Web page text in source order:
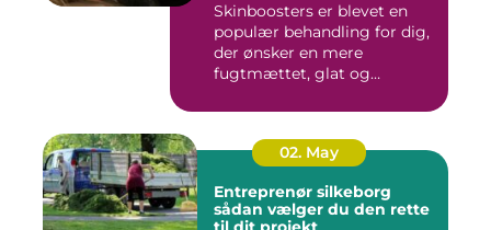
Skinboosters er blevet en
populær behandling for dig,
der ønsker en mere
fugtmættet, glat og
02. May
Entreprenør silkeborg
sådan vælger du den rette